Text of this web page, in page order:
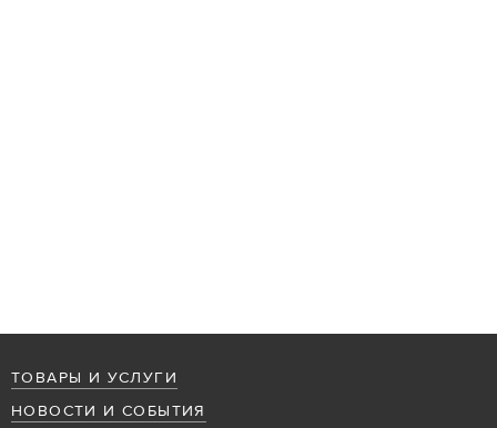
ТОВАРЫ И УСЛУГИ
НОВОСТИ И СОБЫТИЯ